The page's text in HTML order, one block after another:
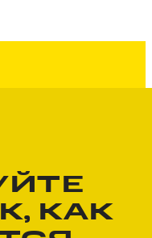
КАК